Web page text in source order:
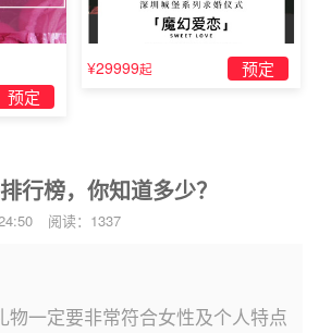
预定
¥29999起 预定
行榜，你知道多少？
阅读：1337
物一定要非常符合女性及个人特点